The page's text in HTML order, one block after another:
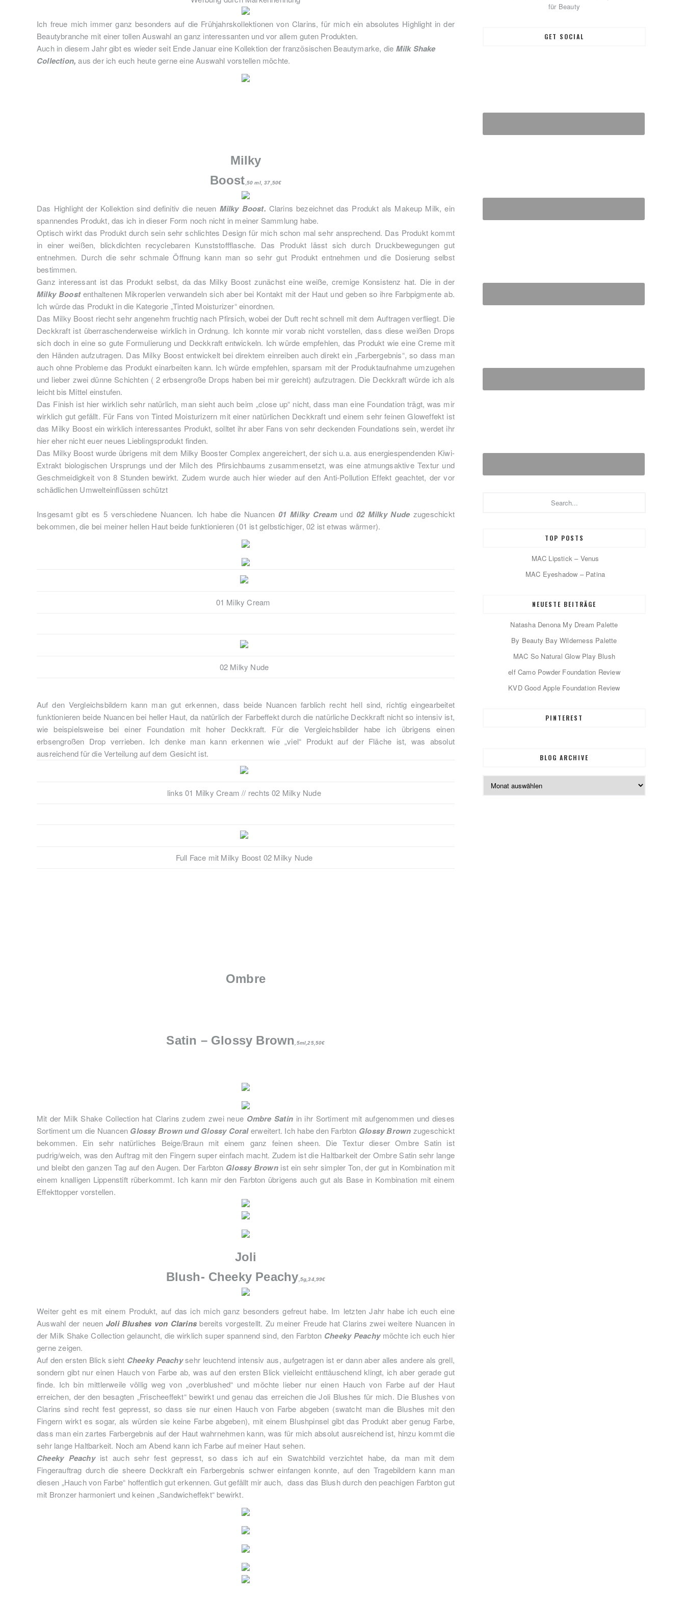
Ich freue mich immer ganz besonders auf die Frühjahrskollektionen von Clarins, für mich ein absolutes Highlight in der
Beautybranche mit einer tollen Auswahl an ganz interessanten und vor allem guten Produkten.
Auch in diesem Jahr gibt es wieder seit Ende Januar eine Kollektion der französischen Beautymarke, die Milk Shake
Collection,aus der ich euch heute gerne eine Auswahl vorstellen möchte.
Milky
Boost 50 ml, 37,50€
Das Highlight der Kollektion sind definitiv die neuen Milky Boost. Clarins bezeichnet das Produkt als Makeup Milk, ein
spannendes Produkt, das ich in dieser Form noch nicht in meiner Sammlung habe.
Optisch wirkt das Produkt durch sein sehr schlichtes Design für mich schon mal sehr ansprechend. Das Produkt kommt
in einer weißen, blickdichten recyclebaren Kunststoffflasche. Das Produkt lässt sich durch Druckbewegungen gut
entnehmen. Durch die sehr schmale Öffnung kann man so sehr gut Produkt entnehmen und die Dosierung selbst
bestimmen.
Ganz interessant ist das Produkt selbst, da das Milky Boost zunächst eine weiße, cremige Konsistenz hat. Die in der
Milky Boostenthaltenen Mikroperlen verwandeln sich aber bei Kontakt mit der Haut und geben so ihre Farbpigmente ab.
Ich würde das Produkt in die Kategorie „Tinted Moisturizer“ einordnen.
Das Milky Boost riecht sehr angenehm fruchtig nach Pfirsich, wobei der Duft recht schnell mit dem Auftragen verfliegt. Die
Deckkraft ist überraschenderweise wirklich in Ordnung. Ich konnte mir vorab nicht vorstellen, dass diese weißen Drops
sich doch in eine so gute Formulierung und Deckkraft entwickeln. Ich würde empfehlen, das Produkt wie eine Creme mit
den Händen aufzutragen. Das Milky Boost entwickelt bei direktem einreiben auch direkt ein „Farbergebnis“, so dass man
auch ohne Probleme das Produkt einarbeiten kann. Ich würde empfehlen, sparsam mit der Produktaufnahme umzugehen
und lieber zwei dünne Schichten ( 2 erbsengroße Drops haben bei mir gereicht) aufzutragen. Die Deckkraft würde ich als
leicht bis Mittel einstufen.
Das Finish ist hier wirklich sehr natürlich, man sieht auch beim „close up“ nicht, dass man eine Foundation trägt, was mir
wirklich gut gefällt. Für Fans von Tinted Moisturizern mit einer natürlichen Deckkraft und einem sehr feinen Gloweffekt ist
das Milky Boost ein wirklich interessantes Produkt, solltet ihr aber Fans von sehr deckenden Foundations sein, werdet ihr
hier eher nicht euer neues Lieblingsprodukt finden.
Das Milky Boost wurde übrigens mit dem Milky Booster Complex angereichert, der sich u.a. aus energiespendenden Kiwi-
Extrakt biologischen Ursprungs und der Milch des Pfirsichbaums zusammensetzt, was eine atmungsaktive Textur und
Geschmeidigkeit von 8 Stunden bewirkt. Zudem wurde auch hier wieder auf den Anti-Pollution Effekt geachtet, der vor
schädlichen Umwelteinflüssen schützt
Insgesamt gibt es 5 verschiedene Nuancen. Ich habe die Nuancen01 Milky Cream und 02 Milky Nude zugeschickt
bekommen, die bei meiner hellen Haut beide funktionieren (01 ist gelbstichiger, 02 ist etwas wärmer).
01 Milky Cream
02 Milky Nude
Auf den Vergleichsbildern kann man gut erkennen, dass beide Nuancen farblich recht hell sind, richtig eingearbeitet
funktionieren beide Nuancen bei heller Haut, da natürlich der Farbeffekt durch die natürliche Deckkraft nicht so intensiv ist,
wie beispielsweise bei einer Foundation mit hoher Deckkraft. Für die Vergleichsbilder habe ich übrigens einen
erbsengroßen Drop verrieben. Ich denke man kann erkennen wie „viel“ Produkt auf der Fläche ist, was absolut
ausreichend für die Verteilung auf dem Gesicht ist.
links 01 Milky Cream // rechts 02 Milky Nude
Full Face mit Milky Boost 02 Milky Nude
Ombre
Satin – Glossy Brown 5ml,25,50€
Mit der Milk Shake Collection hat Clarins zudem zwei neue Ombre Satin in ihr Sortiment mit aufgenommen und dieses
Sortiment um die Nuancen Glossy Brown und Glossy Coralerweitert. Ich habe den Farbton Glossy Brown zugeschickt
bekommen. Ein sehr natürliches Beige/Braun mit einem ganz feinen sheen. Die Textur dieser Ombre Satin ist
pudrig/weich, was den Auftrag mit den Fingern super einfach macht. Zudem ist die Haltbarkeit der Ombre Satin sehr lange
und bleibt den ganzen Tag auf den Augen. Der Farbton Glossy Brownist ein sehr simpler Ton, der gut in Kombination mit
einem knalligen Lippenstift rüberkommt. Ich kann mir den Farbton übrigens auch gut als Base in Kombination mit einem
Effekttopper vorstellen.
Joli
Blush- Cheeky Peachy ,5g,34,99€
Weiter geht es mit einem Produkt, auf das ich mich ganz besonders gefreut habe. Im letzten Jahr habe ich euch eine
Auswahl der neuen Joli Blushes von Clarins bereits vorgestellt. Zu meiner Freude hat Clarins zwei weitere Nuancen in
der Milk Shake Collection gelauncht, die wirklich super spannend sind, den Farbton Cheeky Peachymöchte ich euch hier
gerne zeigen.
Auf den ersten Blick sieht Cheeky Peachysehr leuchtend intensiv aus, aufgetragen ist er dann aber alles andere als grell,
sondern gibt nur einen Hauch von Farbe ab, was auf den ersten Blick vielleicht enttäuschend klingt, ich aber gerade gut
finde. Ich bin mittlerweile völlig weg von „overblushed“ und möchte lieber nur einen Hauch von Farbe auf der Haut
erreichen, der den besagten „Frischeeffekt“ bewirkt und genau das erreichen die Joli Blushes für mich. Die Blushes von
Clarins sind recht fest gepresst, so dass sie nur einen Hauch von Farbe abgeben (swatcht man die Blushes mit den
Fingern wirkt es sogar, als würden sie keine Farbe abgeben), mit einem Blushpinsel gibt das Produkt aber genug Farbe,
dass man ein zartes Farbergebnis auf der Haut wahrnehmen kann, was für mich absolut ausreichend ist, hinzu kommt die
sehr lange Haltbarkeit. Noch am Abend kann ich Farbe auf meiner Haut sehen.
Cheeky Peachy ist auch sehr fest gepresst, so dass ich auf ein Swatchbild verzichtet habe, da man mit dem
Fingerauftrag durch die sheere Deckkraft ein Farbergebnis schwer einfangen konnte, auf den Tragebildern kann man
diesen „Hauch von Farbe“ hoffentlich gut erkennen. Gut gefällt mir auch, dass das Blush durch den peachigen Farbton gut
mit Bronzer harmoniert und keinen „Sandwicheffekt“ bewirkt.
für Beauty
GET SOCIAL
TOP POSTS
MAC Lipstick – Venus
MAC Eyeshadow – Patina
NEUESTE BEITRÄGE
Natasha Denona My Dream Palette
By Beauty Bay Wilderness Palette
MAC So Natural Glow Play Blush
elf Camo Powder Foundation Review
KVD Good Apple Foundation Review
PINTEREST
BLOG ARCHIVE
Blog
Archive